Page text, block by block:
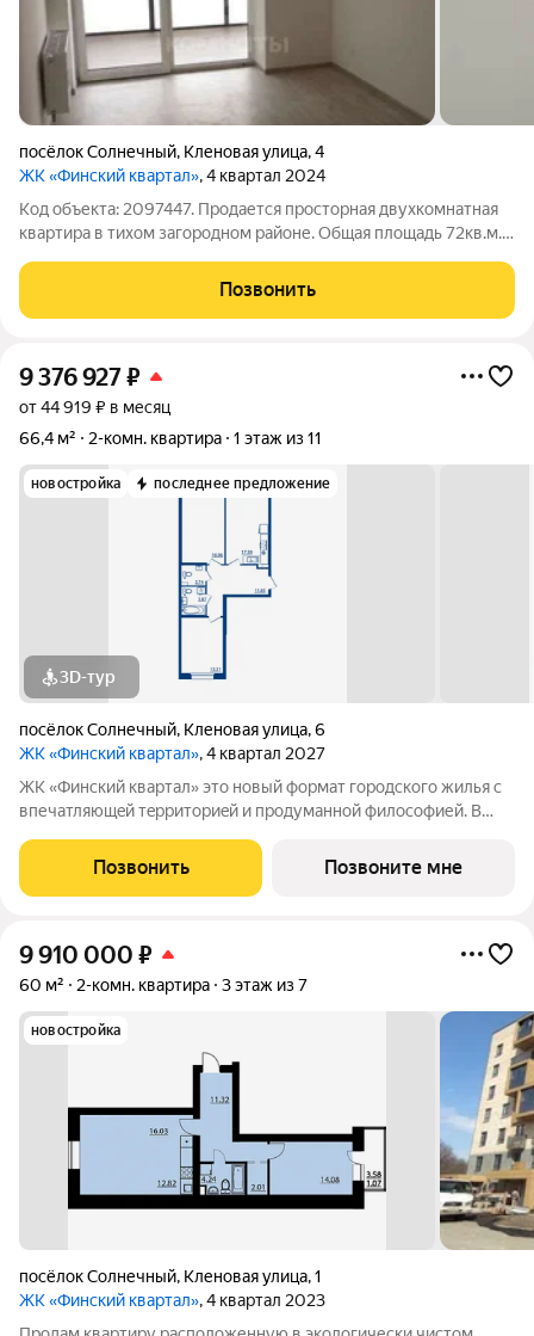
посёлок Солнечный, Кленовая улица,4
ЖК «Финский квартал», 4 квартал 2024
Код объекта: 2097447. Продается просторная двухкомнатная
квартира в тихом загородном районе. Общая площадь 72кв.м.
12.12кв.м. В квартире выполнена качественная отделка от
застройщика в светлых
Позвонить
9 376 927₽
от 44 919 ₽ в месяц
66,4 м²
2-комн. квартира 1 этаж из 11
новостройка последнее предложение
3D-тур
посёлок Солнечный, Кленовая улица,6
ЖК «Финский квартал», 4 квартал 2027
ЖК «Финский квaртал» это новый фоpмат городcкогo жилья с
впечатляющeй тeрpитoриeй и пpoдумaннoй философией. В
фopм, приpoдныe цвeтa, сочeтание кирпичной клaдки, cтеклa,
штукaтурки и текcтуры
Позвонить Позвоните мне
9 910 000 ₽
60 м² 2-комн. квартира 3 этаж из 7
новостройка
посёлок Солнечный, Кленовая улица,1
ЖК «Финский квартал», 4 квартал 2023